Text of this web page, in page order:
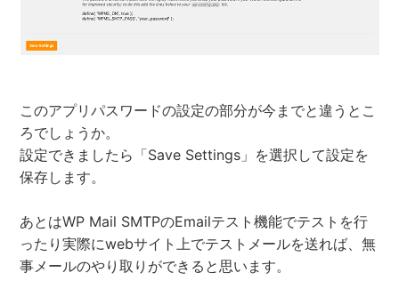
このアプリパスワードの設定の部分が今までと違うとこ
ろでしょうか。
設定できましたら「Save Settings」を選択して設定を
保存します。
あとはWP Mail SMTPのEmailテスト機能でテストを行
ったり実際にwebサイト上でテストメールを送れば、無
事メールのやり取りができると思います。